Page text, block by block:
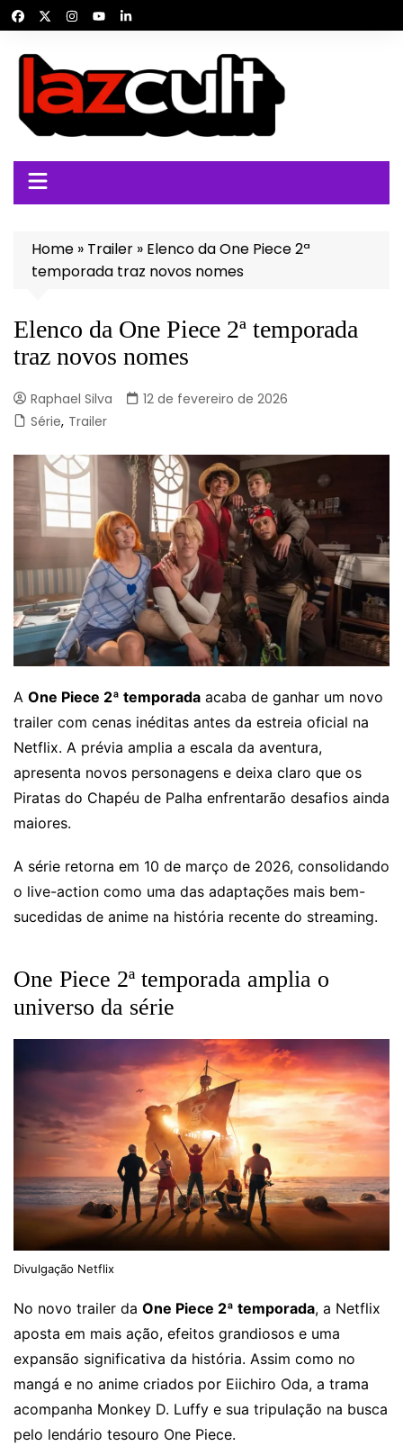
para
conteúdo
Home » Trailer » Elenco da One Piece 2ª
temporada traz novos nomes
Elenco da One Piece 2ª temporada
traz novos nomes
Raphael Silva
12 de fevereiro de 2026
Série, Trailer
A One Piece 2ª temporada acaba de ganhar um novo
trailer com cenas inéditas antes da estreia oficial na
Netflix. A prévia amplia a escala da aventura,
apresenta novos personagens e deixa claro que os
Piratas do Chapéu de Palha enfrentarão desafios ainda
maiores.
A série retorna em 10 de março de 2026, consolidando
o live-action como uma das adaptações mais bem-
sucedidas de anime na história recente do streaming.
One Piece 2ª temporada amplia o
universo da série
Divulgação Netflix
No novo trailer da One Piece 2ª temporada, a Netflix
aposta em mais ação, efeitos grandiosos e uma
expansão significativa da história. Assim como no
mangá e no anime criados por Eiichiro Oda, a trama
acompanha Monkey D. Luffy e sua tripulação na busca
pelo lendário tesouro One Piece.